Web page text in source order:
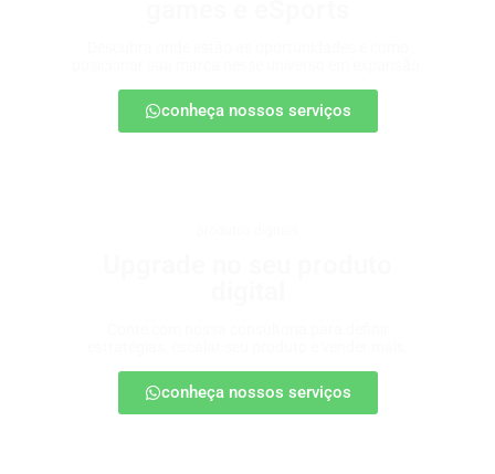
conheça nossos serviços
conheça nossos serviços